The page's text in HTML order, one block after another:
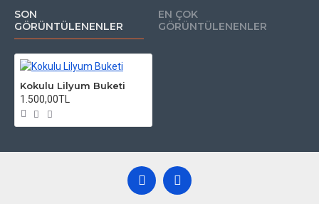
SON
GÖRÜNTÜLENENLER
EN ÇOK
GÖRÜNTÜLENENLER
Kokulu Lilyum Buketi
1.500,00TL